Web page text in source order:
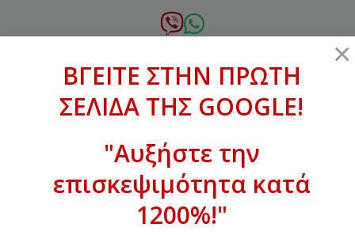
σε
xanthogenous@gmail.com
ΒΓΕΙΤΕ ΣΤΗΝ ΠΡΩΤΗ ΣΕΛΙΔΑ ΤΗΣ
GOOGLE!
×
ΒΓΕΙΤΕ ΣΤΗΝ ΠΡΩΤΗ
ΣΕΛΙΔΑ ΤΗΣ GOOGLE!
"Αυξήστε την
επισκεψιμότητα κατά
1200%!"